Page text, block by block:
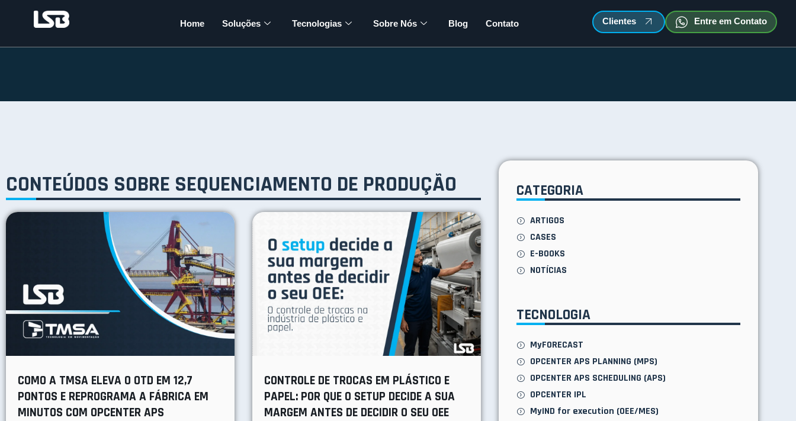
Home Soluções Tecnologias Sobre Nós Blog Contato Clientes Entre em Contato
CONTEÚDOS SOBRE SEQUENCIAMENTO DE PRODUÇÃO
COMO A TMSA ELEVA O OTD EM 12,7
PONTOS E REPROGRAMA A FÁBRICA EM
MINUTOS COM OPCENTER APS
CONTROLE DE TROCAS EM PLÁSTICO E
PAPEL: POR QUE O SETUP DECIDE A SUA
MARGEM ANTES DE DECIDIR O SEU OEE
CATEGORIA
ARTIGOS
CASES
E-BOOKS
NOTÍCIAS
TECNOLOGIA
MyFORECAST
OPCENTER APS PLANNING (MPS)
OPCENTER APS SCHEDULING (APS)
OPCENTER IPL
MyIND for execution (OEE/MES)